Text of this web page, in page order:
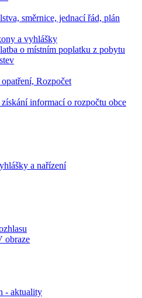
směrnice, jednací řád, plán
a vyhlášky
o místním poplatku z pobytu
Rozpočet
informací o rozpočtu obce
a nařízení
obraze
- aktuality